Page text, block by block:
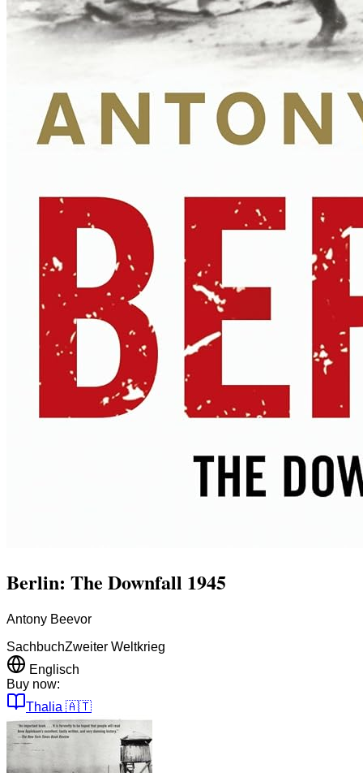
Berlin: The Downfall 1945
Antony Beevor
SachbuchZweiter Weltkrieg
Englisch
Buy now:
Thalia 🇦🇹